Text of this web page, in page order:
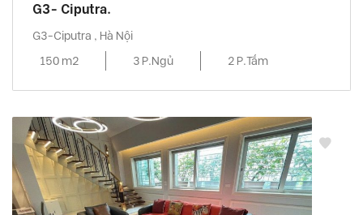
G3- Ciputra.
G3-Ciputra , Hà Nội
150 m2
3 P.Ngủ 2 P.Tắm